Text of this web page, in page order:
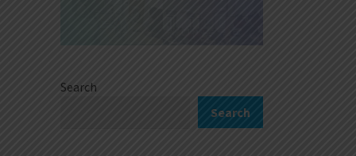
Search
Search